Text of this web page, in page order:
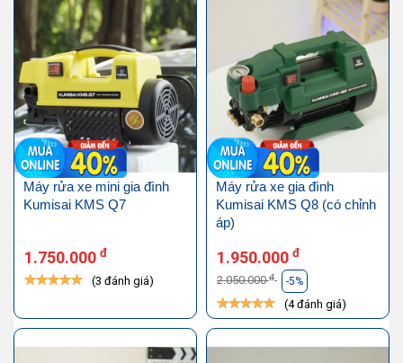
Máy rửa xe mini gia đình
Kumisai KMS Q7
1.750.000 đ
(3 đánh giá)
Máy rửa xe gia đình
Kumisai KMS Q8 (có chỉnh
áp)
1.950.000 đ
2.050.000đ -5%
(4 đánh giá)